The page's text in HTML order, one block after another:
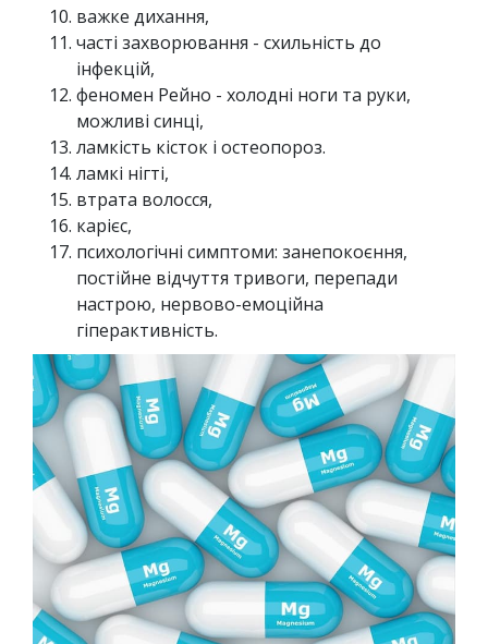
важке дихання,
часті захворювання - схильність до
інфекцій,
феномен Рейно - холодні ноги та руки,
можливі синці,
ламкість кісток і остеопороз.
ламкі нігті,
втрата волосся,
карієс,
психологічні симптоми: занепокоєння,
постійне відчуття тривоги, перепади
настрою, нервово-емоційна
гіперактивність.